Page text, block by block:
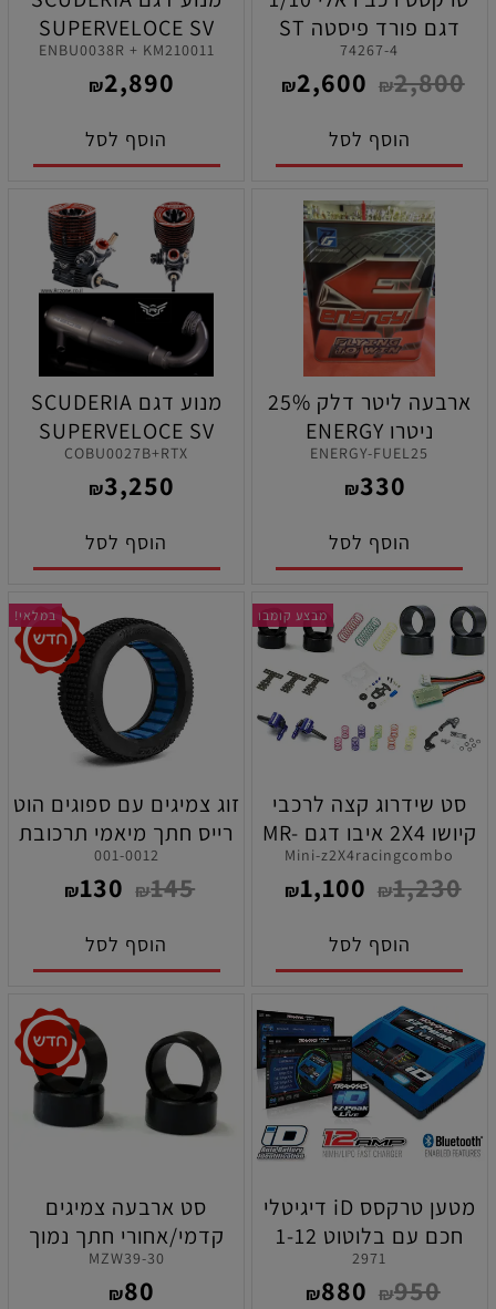
דגם פורד פיסטה ST
בראשלס VXL בצבע כתום
מוכנה לנסיעה
74267-4
₪2,800
₪2,600
הוסף לסל
SUPERVELOCE SV
GEN4 מורץ 3.5 סמ"ק +
רייסנג
ENBU0038R + KM210011
₪2,890
הוסף לסל
ארבעה ליטר דלק 25%
ניטרו ENERGY
ENERGY-FUEL25
₪330
הוסף לסל
מנוע דגם SCUDERIA
SUPERVELOCE SV
GEN4 מורץ 3.5 סמ"ק +
רייסנג
COBU0027B+RTX
₪3,250
הוסף לסל
מבצע קומבו
סט שידרוג קצה לרכבי
קיושו 2X4 איבו דגם MR-
03
Mini-z2X4racingcombo
₪1,230
₪1,100
הוסף לסל
במלאי!
זוג צמיגים עם ספוגים הוט
רייס חתך מיאמי תרכובת
סופר רכה ( SUPERSOFT
) לרכבי 1/8 באגי
001-0012
₪145
₪130
הוסף לסל
מטען טרקסס iD דיגיטלי
חכם עם בלוטוט 1-12
אמפר לסוללות
ליפו/ניקאל מטאל
2971
₪950
₪880
סט ארבעה צמיגים
קדמי/אחורי חתך נמוך
מיני זי
MZW39-30
₪80